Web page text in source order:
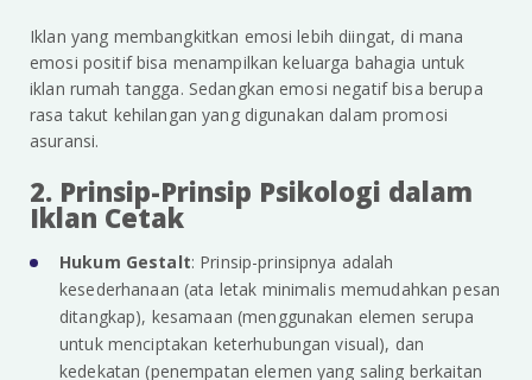
Iklan yang membangkitkan emosi lebih diingat, di mana
emosi positif bisa menampilkan keluarga bahagia untuk
iklan rumah tangga. Sedangkan emosi negatif bisa berupa
rasa takut kehilangan yang digunakan dalam promosi
asuransi.
2. Prinsip-Prinsip Psikologi dalam
Iklan Cetak
Hukum Gestalt: Prinsip-prinsipnya adalah
kesederhanaan (ata letak minimalis memudahkan pesan
ditangkap), kesamaan (menggunakan elemen serupa
untuk menciptakan keterhubungan visual), dan
kedekatan (penempatan elemen yang saling berkaitan